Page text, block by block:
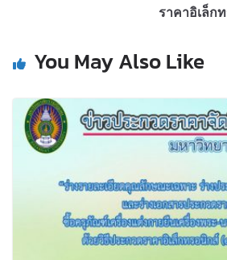
ราคาอิเล็ก
You May Also Like